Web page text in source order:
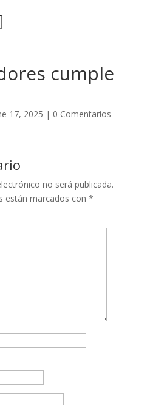
cumple
17, 2025 | 0 Comentarios
no será publicada.
están marcados con *